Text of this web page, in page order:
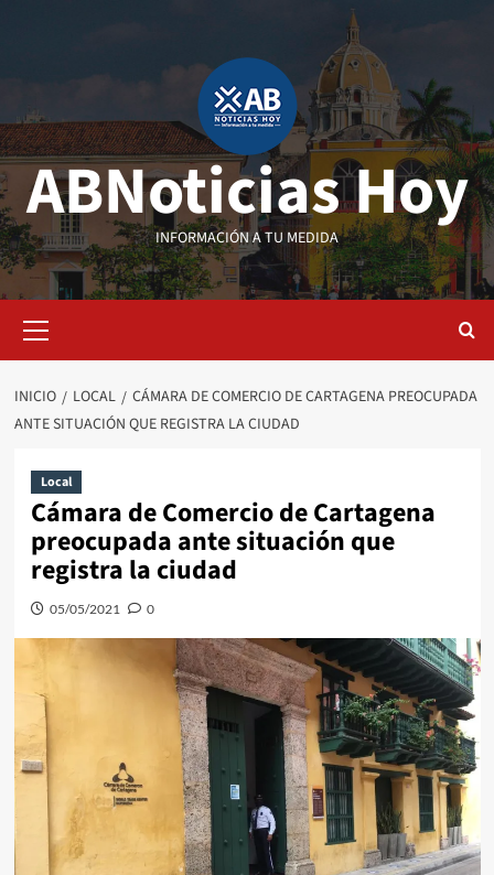
ABNoticias Hoy
INFORMACIÓN A TU MEDIDA
primario
INICIO LOCAL
CÁMARA DE COMERCIO DE CARTAGENA PREOCUPADA
ANTE SITUACIÓN QUE REGISTRA LA CIUDAD
Local
Cámara de Comercio de Cartagena
preocupada ante situación que
registra la ciudad
05/05/2021 0